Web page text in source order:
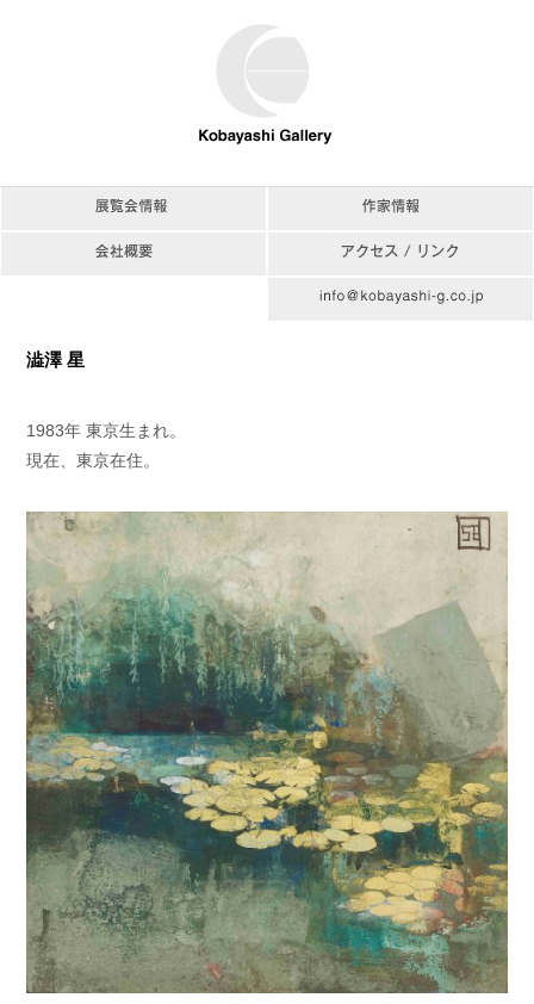
澁澤 星
1983年 東京生まれ。
現在、東京在住。